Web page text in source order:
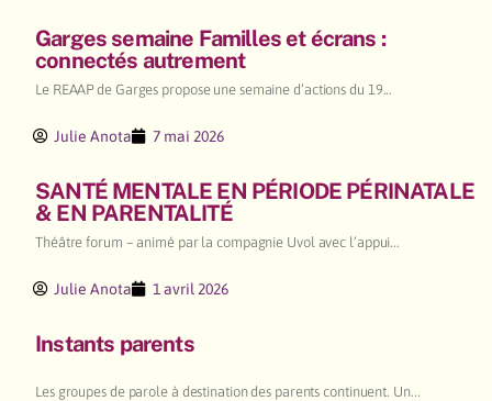
Garges semaine Familles et écrans :
connectés autrement
Le REAAP de Garges propose une semaine d’actions du 19...
Julie Anota 7 mai 2026
SANTÉ MENTALE EN PÉRIODE PÉRINATALE
& EN PARENTALITÉ
Théâtre forum – animé par la compagnie Uvol avec l’appui...
Julie Anota 1 avril 2026
Instants parents
Les groupes de parole à destination des parents continuent. Un...